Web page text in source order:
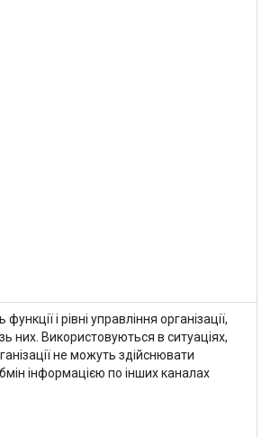
і рівні управління організації,
них. Використовуються в ситуаціях,
не можуть здійснювати
інформацією по інших каналах